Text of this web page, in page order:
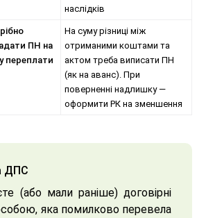
наслідків
ПН на
переплати
На суму різниці між
отриманими коштами та
актом треба виписати ПН
(як на аванс). При
поверненні надлишку —
оформити РК на зменшення
ДПС
(або мали раніше) договірні
яка помилково перевела